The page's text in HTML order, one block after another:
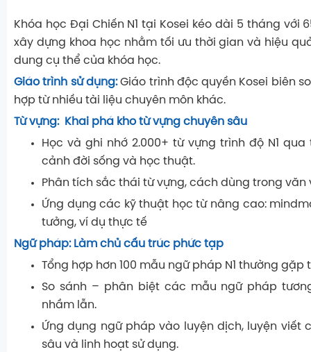
Khóa học Đại Chiến N1 tại Kosei kéo dài 5 tháng với
xây dựng khoa học nhằm tối ưu thời gian và hiệu
dung cụ thể của khóa học.
Giáo trình sử dụng: Giáo trình độc quyền Kosei biên
hợp từ nhiều tài liệu chuyên môn khác.
Từ vựng: Khai phá kho từ vựng chuyên sâu
Học và ghi nhớ 2.000+ từ vựng trình độ N1 qua
cảnh đời sống và học thuật.
Phân tích sắc thái từ vựng, cách dùng trong văn
Ứng dụng các kỹ thuật học từ nâng cao:
tưởng, ví dụ thực tế
Ngữ pháp: Làm chủ cấu trúc phức tạp
Tổng hợp hơn 100 mẫu ngữ pháp N1 thường gặp
So sánh – phân biệt các mẫu ngữ pháp
nhầm lẫn.
Ứng dụng ngữ pháp vào luyện dịch, luyện viết
sâu và linh hoạt sử dụng.